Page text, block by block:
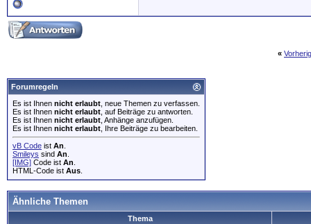
«
Forumregeln
Es ist Ihnen nicht erlaubt , neue Themen zu verfassen.
Es ist Ihnen nicht erlaubt , auf Beiträge zu antworten.
Es ist Ihnen nicht erlaubt , Anhänge anzufügen.
Es ist Ihnen nicht erlaubt , Ihre Beiträge zu bearbeiten.
vB Code ist An
Smileys sind An
[IMG] Code ist An
HTML-Code ist Aus
Ähnliche Themen
Thema